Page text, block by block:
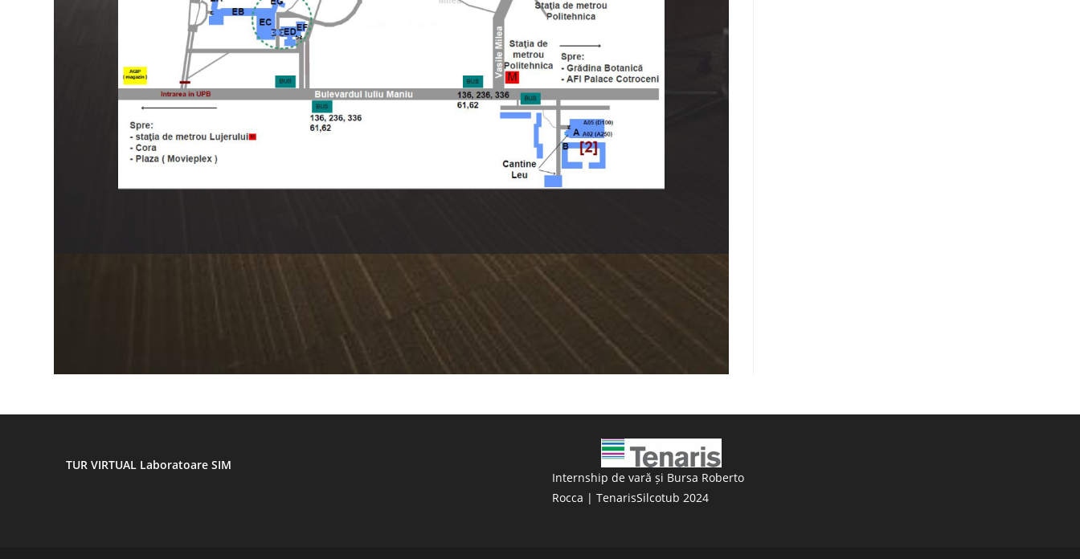
TUR VIRTUAL Laboratoare SIM
Internship de vară și Bursa Roberto
Rocca | TenarisSilcotub 2024